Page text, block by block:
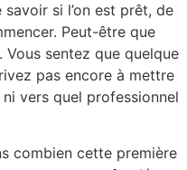
si l’on est prêt, de
Peut-être que
sentez que quelque
pas encore à mettre
vers quel professionnel
combien cette première